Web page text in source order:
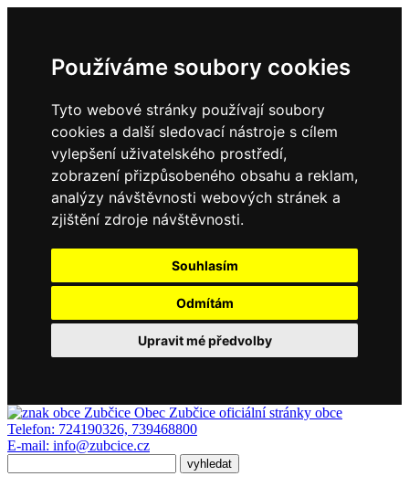
Používáme soubory cookies
Tyto webové stránky používají soubory
cookies a další sledovací nástroje s cílem
vylepšení uživatelského prostředí,
zobrazení přizpůsobeného obsahu a reklam,
analýzy návštěvnosti webových stránek a
zjištění zdroje návštěvnosti.
Souhlasím
Odmítám
Upravit mé předvolby
Obec Zubčice oficiální stránky obce
Telefon: 724190326, 739468800
E-mail: info@zubcice.cz